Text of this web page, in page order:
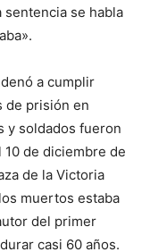
se habla
a cumplir
de prisión en
y soldados fueron
10 de diciembre de
de la Victoria
muertos estaba
del primer
casi 60 años.